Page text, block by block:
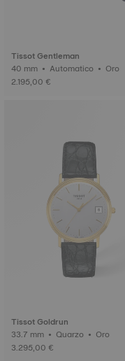
Tissot Gentleman
40 mm • Automatico • Oro
2.195,00 €
Tissot Goldrun
33.7 mm • Quarzo • Oro
3.295,00 €